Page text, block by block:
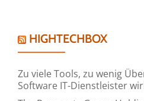
HIGHTECHBOX
Zu viele Tools, zu wenig
Software IT-Dienstleister